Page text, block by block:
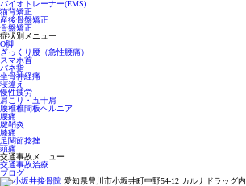
バイオトレーナー(EMS)
猫背矯正
産後骨盤矯正
骨盤矯正
症状別メニュー
O脚
ぎっくり腰（急性腰痛）
スマホ首
バネ指
坐骨神経痛
寝違え
慢性疲労
肩こり・五十肩
腰椎椎間板ヘルニア
腰痛
腱鞘炎
膝痛
足関節捻挫
頭痛
交通事故メニュー
交通事故治療
ブログ
愛知県豊川市小坂井町中野54-12 カルナドラッグ内